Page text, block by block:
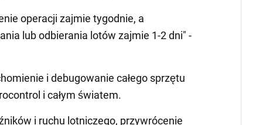
operacji zajmie tygodnie, a
lub odbierania lotów zajmie 1-2 dni" -
i debugowanie całego sprzętu
i całym światem.
i ruchu lotniczego, przywrócenie